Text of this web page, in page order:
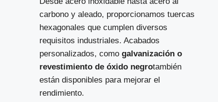
carbono y aleado, proporcionamos tuercas
hexagonales que cumplen diversos
requisitos industriales. Acabados
personalizados, como galvanización o
revestimiento de óxido negrotambién
están disponibles para mejorar el
rendimiento.